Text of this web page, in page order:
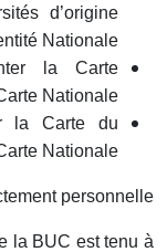
d’origine
Nationale.
la Carte
Nationale.
la Carte du
Nationale.
personnelle.
la BUC est tenu à